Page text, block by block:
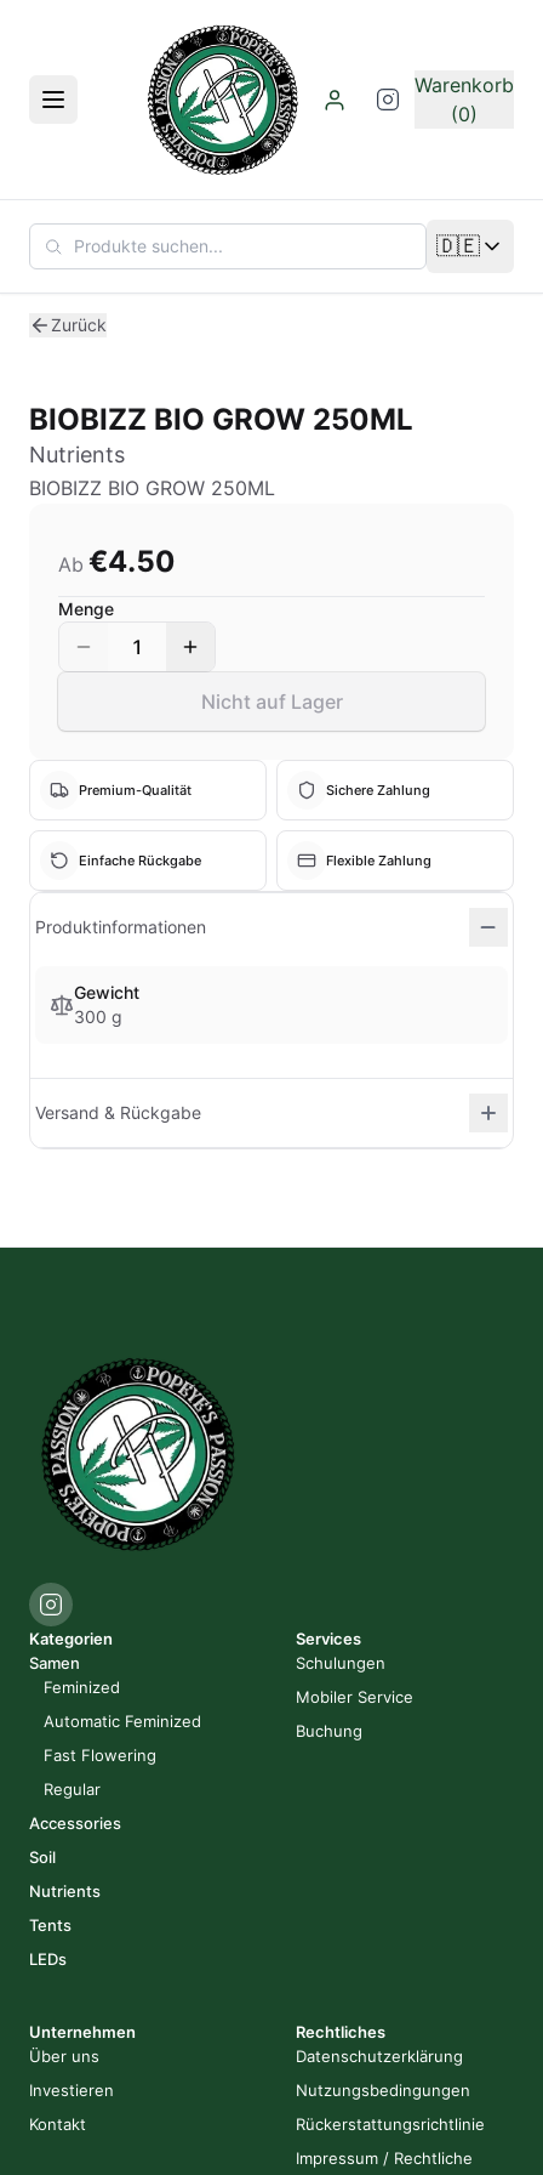
Menü
Warenkorb
(0)
🇩🇪
Sprache
Zurück
BIOBIZZ BIO GROW 250ML
Nutrients
BIOBIZZ BIO GROW 250ML
Ab €4.50
Menge
1
Nicht auf Lager
Premium-Qualität Sichere Zahlung
Einfache Rückgabe Flexible Zahlung
Produktinformationen
Gewicht
300 g
Versand & Rückgabe
Kategorien
Samen
Feminized
Automatic Feminized
Fast Flowering
Regular
Accessories
Soil
Nutrients
Tents
LEDs
Services
Schulungen
Mobiler Service
Buchung
Unternehmen
Über uns
Investieren
Kontakt
Rechtliches
Datenschutzerklärung
Nutzungsbedingungen
Rückerstattungsrichtlinie
Impressum / Rechtliche